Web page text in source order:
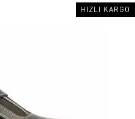
HIZLI KARGO